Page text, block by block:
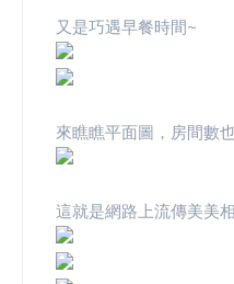
又是巧遇早餐時間~
來瞧瞧平面圖，房間數
這就是網路上流傳美美